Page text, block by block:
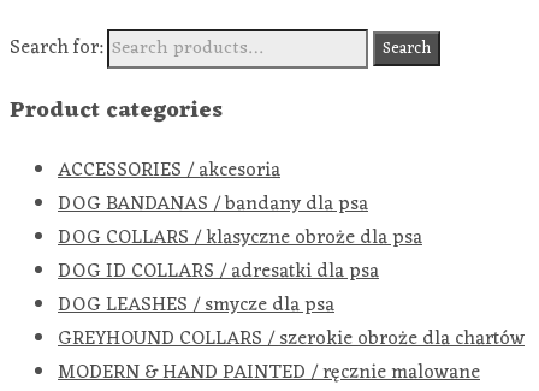
Search for:
Search
Product categories
ACCESSORIES / akcesoria
DOG BANDANAS / bandany dla psa
DOG COLLARS / klasyczne obroże dla psa
DOG ID COLLARS / adresatki dla psa
DOG LEASHES / smycze dla psa
GREYHOUND COLLARS / szerokie obroże dla chartów
MODERN & HAND PAINTED / ręcznie malowane